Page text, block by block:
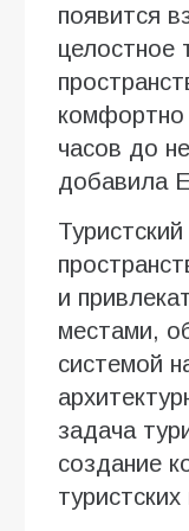
появится
целостное
комфортно
часов до
добавила
и
местами,
системой
задача
создание